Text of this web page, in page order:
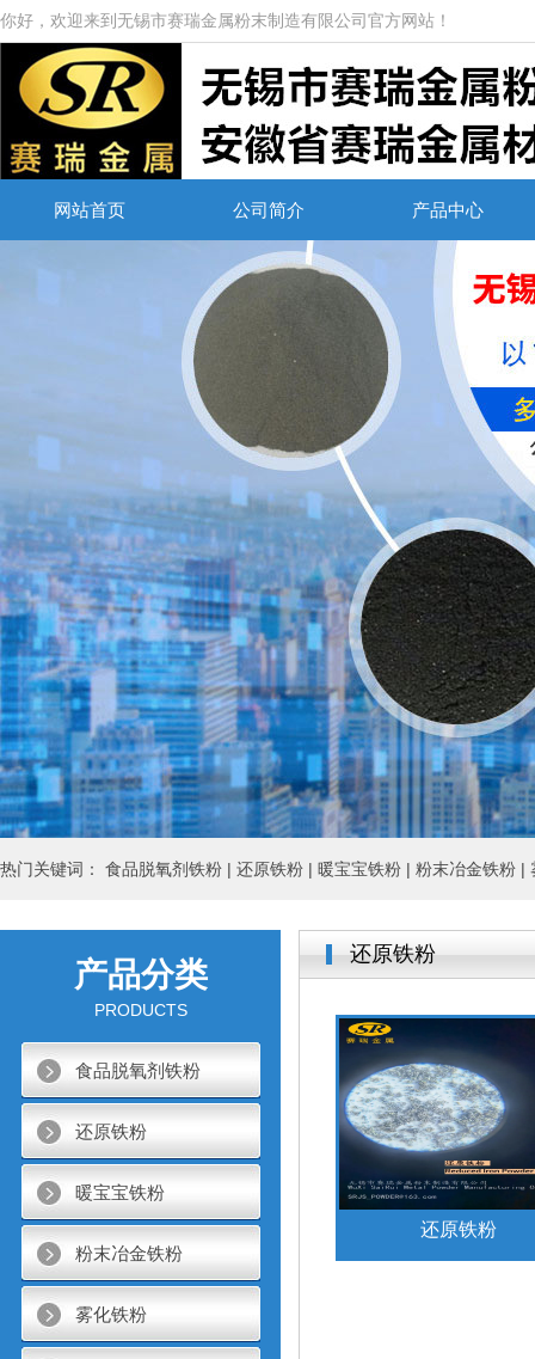
你好，欢迎来到无锡市赛瑞金属粉末制造有限公司官方网站！
网站首页 公司简介 产品中心
热门关键词： 食品脱氧剂铁粉 | 还原铁粉 | 暖宝宝铁粉 | 粉末冶金铁粉 |
产品分类
PRODUCTS
食品脱氧剂铁粉
还原铁粉
暖宝宝铁粉
粉末冶金铁粉
雾化铁粉
还原铁粉
还原铁粉